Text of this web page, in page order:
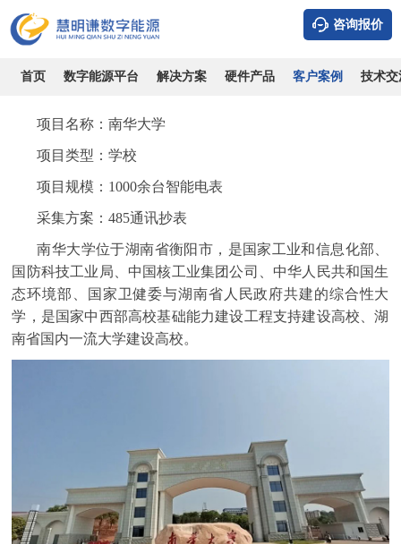
咨询报价
首页 数字能源平台 解决方案 硬件产品 客户案例 技术交
南华大学-采用智能电表通过485通讯实现远程抄表方案
时间：2026-08-06 浏览：10265 作者：admin
项目名称：南华大学
项目类型：学校
项目规模： 1000余台智能电表
采集方案：485通讯抄表
南华大学位于湖南省衡阳市，是国家工业和信息化部、
国防科技工业局、中国核工业集团公司、中华人民共和国生
态环境部、国家卫健委与湖南省人民政府共建的综合性大
学，是国家中西部高校基础能力建设工程支持建设高校、湖
南省国内一流大学建设高校。